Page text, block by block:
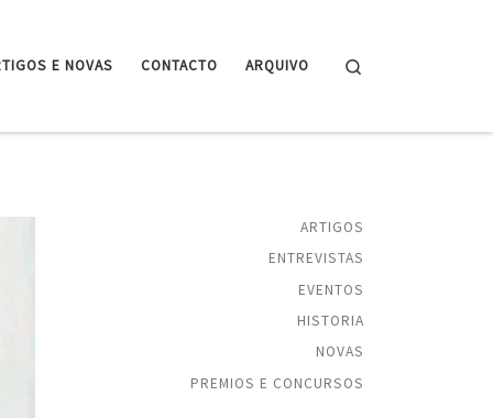
E NOVAS CONTACTO ARQUIVO
ARTIGOS
ENTREVISTAS
EVENTOS
HISTORIA
NOVAS
PREMIOS E CONCURSOS